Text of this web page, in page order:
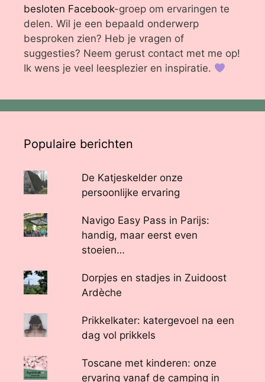
besloten Facebook-groep om ervaringen te
delen. Wil je een bepaald onderwerp
besproken zien? Heb je vragen of
suggesties? Neem gerust contact met me op!
Ik wens je veel leesplezier en inspiratie.
Populaire berichten
De Katjeskelder onze
persoonlijke ervaring
Navigo Easy Pass in Parijs:
handig, maar eerst even
stoeien…
Dorpjes en stadjes in Zuidoost
Ardèche
Prikkelkater: katergevoel na een
dag vol prikkels
Toscane met kinderen: onze
ervaring vanaf de camping in